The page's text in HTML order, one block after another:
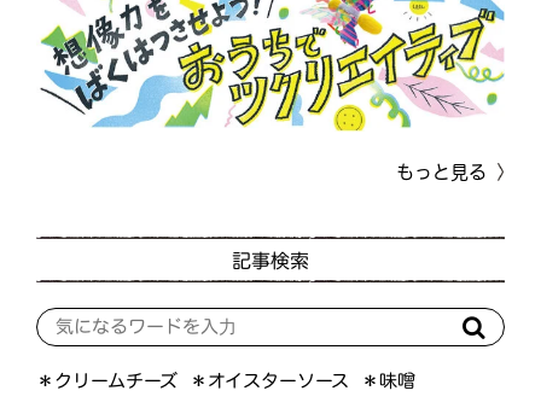
もっと見る
記事検索
＊クリームチーズ ＊オイスターソース ＊味噌